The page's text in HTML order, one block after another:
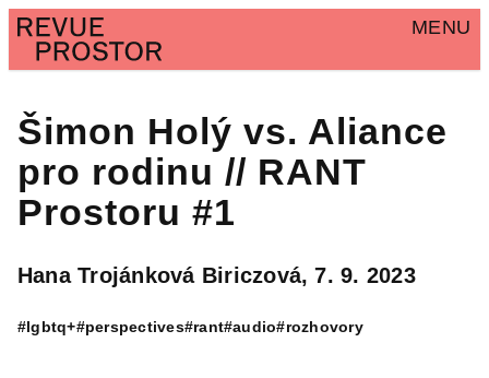
MENU
Šimon Holý vs. Aliance
pro rodinu // RANT
Prostoru #1
Hana Trojánková Biriczová,7. 9. 2023
#lgbtq+#perspectives#rant#audio#rozhovory